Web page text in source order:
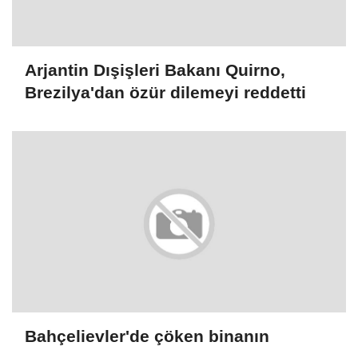
Arjantin Dışişleri Bakanı Quirno,
Brezilya'dan özür dilemeyi reddetti
Bahçelievler'de çöken binanın